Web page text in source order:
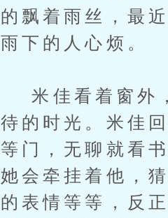
的飘着雨丝，最
雨下的人心烦。
米佳看着窗外
待的时光。米佳
等门，无聊就看
她会牵挂着他，
的表情等等，反